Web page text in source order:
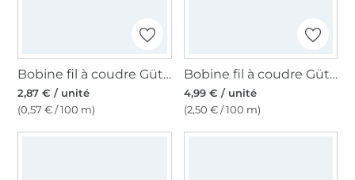
Bobine fil à coudre Gütermann 500m polyester Toldi, (038) gris clair
2,87 € / unité
(0,57 € / 100 m)
Bobine fil à coudre Gütermann 200m polyester, (037) bleu denim
4,99 € / unité
(2,50 € / 100 m)